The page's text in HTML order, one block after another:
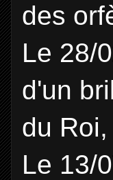
des
Le 28/
d'un
du
Le 13/